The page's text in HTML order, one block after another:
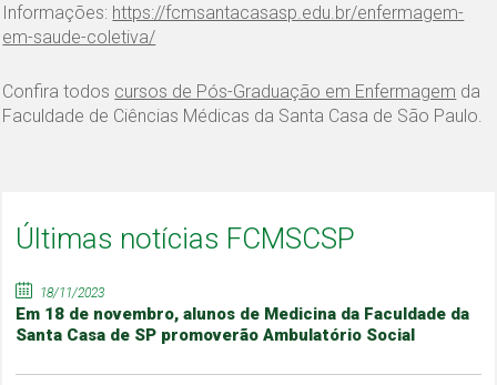
Informações: https://fcmsantacasasp.edu.br/enfermagem-
em-saude-coletiva/
Confira todos cursos de Pós-Graduação em Enfermagem da
Faculdade de Ciências Médicas da Santa Casa de São Paulo.
Últimas notícias FCMSCSP
18/11/2023
Em 18 de novembro, alunos de Medicina da Faculdade da
Santa Casa de SP promoverão Ambulatório Social